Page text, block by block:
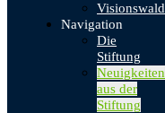
Visionswald
Navigation
Die
Stiftung
Neuigkeiten
aus der
Stiftung